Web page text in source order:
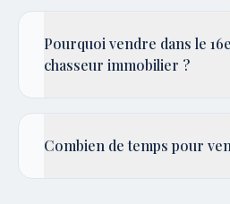
Pourquoi vendre dans le
chasseur immobilier ?
Combien de temps pour